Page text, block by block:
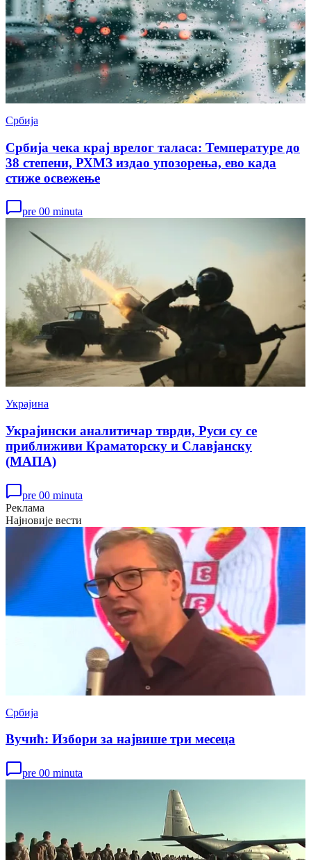
Србија
Србија чека крај врелог таласа: Температуре до
38 степени, РХМЗ издао упозорења, ево када
стиже освежење
pre 00 minuta
Украјина
Украјински аналитичар тврди, Руси су се
приближиви Краматорску и Славјанску
(МАПА)
pre 00 minuta
Реклама
Најновије вести
Србија
Вучић: Избори за највише три месеца
pre 00 minuta